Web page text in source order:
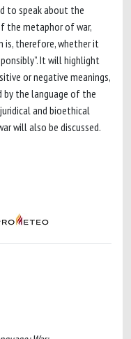
to speak about the
the metaphor of war,
is, therefore, whether it
It will highlight
or negative meanings,
by the language of the
and bioethical
will also be discussed.